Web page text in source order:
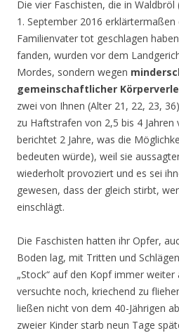
Die vier Faschisten, die in
1. September 2016 erklärtermaßen
Familienvater tot geschlagen
fanden, wurden vor dem
Mordes, sondern wegen
gemeinschaftlicher
zwei von Ihnen (Alter 21, 22, 23,
zu Haftstrafen von 2,5 bis 4 Jahren
berichtet 2 Jahre, was die
bedeuten würde), weil sie
wiederholt provoziert und es sei
gewesen, dass der gleich stirbt,
einschlägt.
Die Faschisten hatten ihr Opfer,
Boden lag, mit Tritten und
„Stock“ auf den Kopf immer
versuchte noch, kriechend zu
ließen nicht von dem 40-Jährigen
zweier Kinder starb neun Tage